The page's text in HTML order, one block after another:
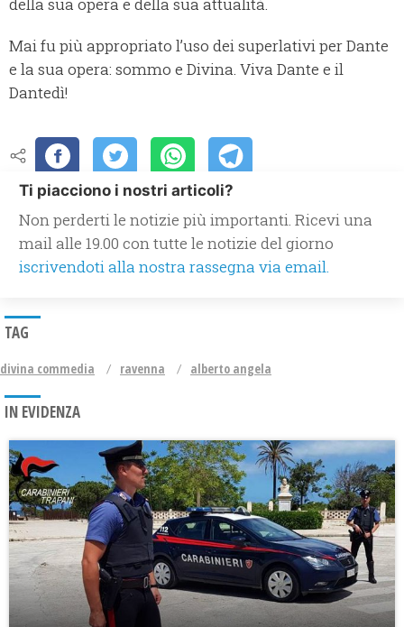
Mai fu più appropriato l’uso dei superlativi per Dante
e la sua opera: sommo e Divina. Viva Dante e il
Dantedì!
Ti piacciono i nostri articoli?
Non perderti le notizie più importanti. Ricevi una
mail alle 19.00 con tutte le notizie del giorno
iscrivendoti alla nostra rassegna via email.
TAG
divina commedia ravenna alberto angela
IN EVIDENZA